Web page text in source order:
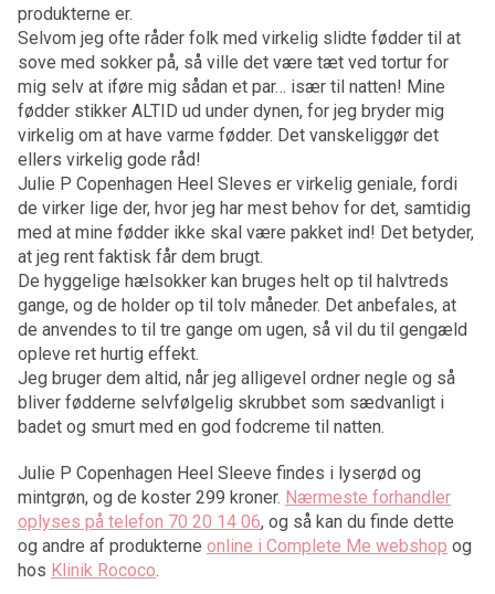
produkterne er.
Selvom jeg ofte råder folk med virkelig slidte fødder til at
sove med sokker på, så ville det være tæt ved tortur for
mig selv at iføre mig sådan et par… især til natten! Mine
fødder stikker ALTID ud under dynen, for jeg bryder mig
virkelig om at have varme fødder. Det vanskeliggør det
ellers virkelig gode råd!
Julie P Copenhagen Heel Sleves er virkelig geniale, fordi
de virker lige der, hvor jeg har mest behov for det, samtidig
med at mine fødder ikke skal være pakket ind! Det betyder,
at jeg rent faktisk får dem brugt.
De hyggelige hælsokker kan bruges helt op til halvtreds
gange, og de holder op til tolv måneder. Det anbefales, at
de anvendes to til tre gange om ugen, så vil du til gengæld
opleve ret hurtig effekt.
Jeg bruger dem altid, når jeg alligevel ordner negle og så
bliver fødderne selvfølgelig skrubbet som sædvanligt i
badet og smurt med en god fodcreme til natten.
Julie P Copenhagen Heel Sleeve findes i lyserød og
mintgrøn, og de koster 299 kroner. Nærmeste forhandler
oplyses på telefon 70 20 14 06, og så kan du finde dette
og andre af produkterne online i Complete Me webshop og
hos Klinik Rococo.